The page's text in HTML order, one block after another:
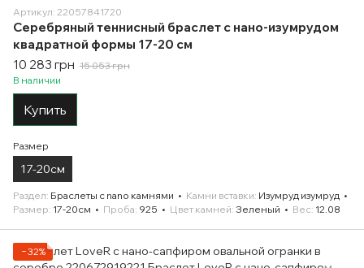
Артикул: 22057841720
Серебряный теннисный браслет с нано-изумрудом
квадратной формы 17-20 см
10 283 грн 15 053 грн
В наличии
Купить
Размер
17-20см
Раздел Браслеты с nano камнями Камни вставки Изумруд изумруд
Размер 17-20см Проба 925 Цвет камней Зеленый Вес 12.08
−32%